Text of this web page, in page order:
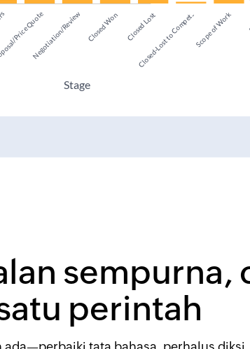
sempurna,
perintah